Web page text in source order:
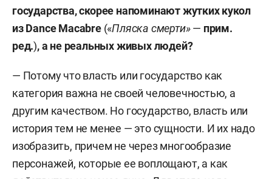
государства, скорее напоминают жутких кукол
из Dance Macabre («Пляска смерти»— прим.
ред.), а не реальных живых людей?
— Потому что власть или государство как
категория важна не своей человечностью, а
другим качеством. Но государство, власть или
история тем не менее — это сущности. И их надо
изобразить, причем не через многообразие
персонажей, которые ее воплощают, а как